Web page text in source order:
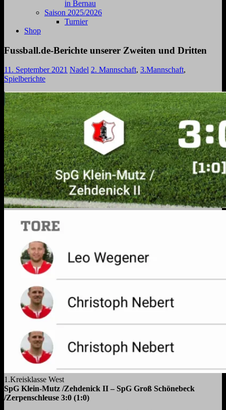
in Bernau
Saison 2025/2026
Turnier
Shop
Fussball.de-Berichte unserer Zweiten und Dritten
11. September 2021 Nadel 2. Mannschaft, 3.Mannschaft,
Spielberichte
1.Kreisklasse West
SpG Klein-Mutz /Zehdenick II – SpG Groß Schönebeck
/Zerpenschleuse 3:0 (1:0)